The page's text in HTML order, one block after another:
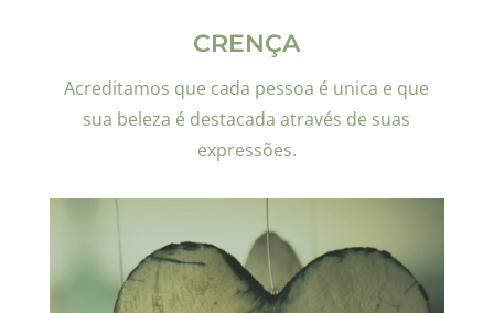
CRENÇA
Acreditamos que cada pessoa é unica e que
sua beleza é destacada através de suas
expressões.